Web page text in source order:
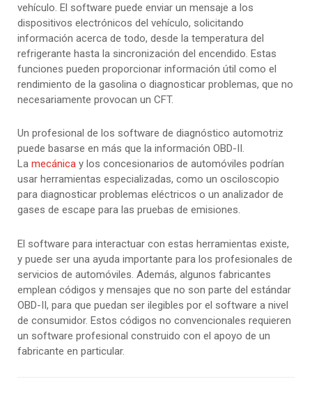
vehículo. El software puede enviar un mensaje a los
dispositivos electrónicos del vehículo, solicitando
información acerca de todo, desde la temperatura del
refrigerante hasta la sincronización del encendido. Estas
funciones pueden proporcionar información útil como el
rendimiento de la gasolina o diagnosticar problemas, que no
necesariamente provocan un CFT.
Un profesional de los software de diagnóstico automotriz
puede basarse en más que la información OBD-II.
La mecánica y los concesionarios de automóviles podrían
usar herramientas especializadas, como un osciloscopio
para diagnosticar problemas eléctricos o un analizador de
gases de escape para las pruebas de emisiones.
El software para interactuar con estas herramientas existe,
y puede ser una ayuda importante para los profesionales de
servicios de automóviles. Además, algunos fabricantes
emplean códigos y mensajes que no son parte del estándar
OBD-II, para que puedan ser ilegibles por el software a nivel
de consumidor. Estos códigos no convencionales requieren
un software profesional construido con el apoyo de un
fabricante en particular.